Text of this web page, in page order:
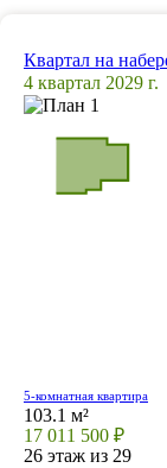
Квартал на
4 квартал 2029 г.
5-комнатная квартира
103.1 м²
17 011 500 ₽
26 этаж из 29